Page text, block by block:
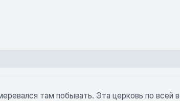
там побывать. Эта церковь по всей